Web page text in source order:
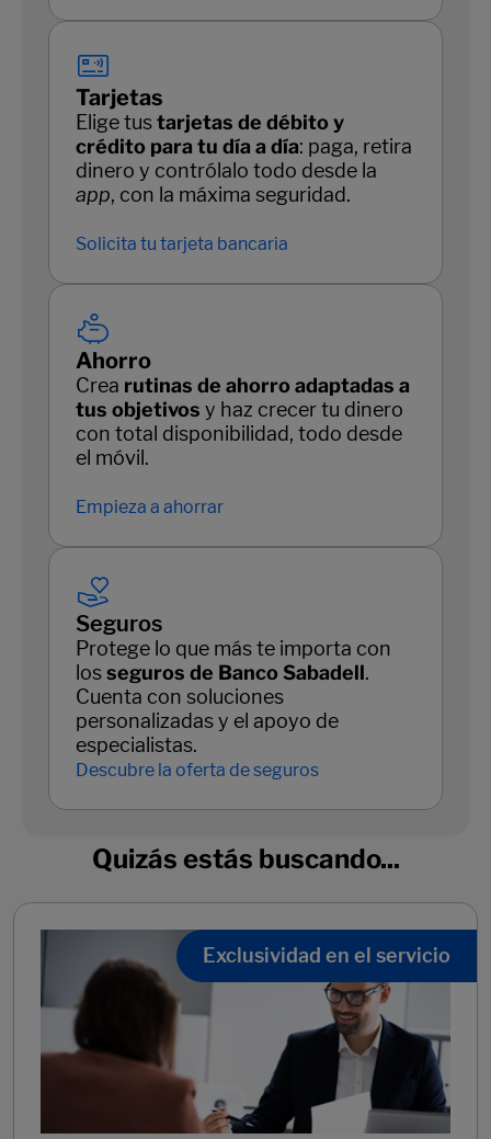
Tarjetas
Elige tustarjetas de débito y
crédito para tu día a día: paga, retira
dinero y contrólalo todo desde la
app, con la máxima seguridad.
Solicita tu tarjeta bancaria
Ahorro
Crea rutinas de ahorro adaptadas a
tus objetivos y haz crecer tu dinero
con total disponibilidad, todo desde
el móvil.
Empieza a ahorrar
Seguros
Protege lo que más te importa con
losseguros de Banco Sabadell.
Cuenta con soluciones
personalizadas y el apoyo de
especialistas.
Descubre la oferta de seguros
Quizás estás buscando...
Exclusividad en el servicio